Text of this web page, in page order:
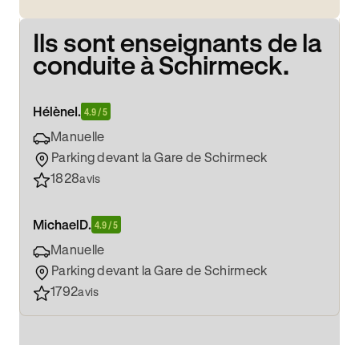
Ils sont enseignants de la
conduite à Schirmeck.
HélèneI. 4.9 / 5
Manuelle
Parking devant la Gare de Schirmeck
1828avis
MichaelD. 4.9 / 5
Manuelle
Parking devant la Gare de Schirmeck
1792avis